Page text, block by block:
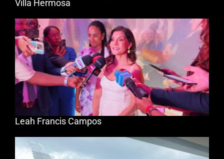
Villa Hermosa
Leah Francis Campos